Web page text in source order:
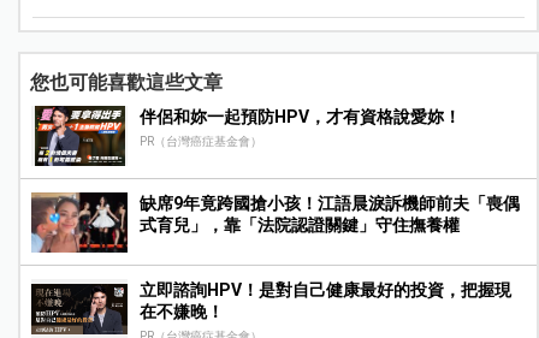
您也可能喜歡這些文章
伴侶和妳一起預防HPV，才有資格說愛妳！
PR（台灣癌症基金會）
缺席9年竟跨國搶小孩！江語晨淚訴機師前夫「喪偶
式育兒」，靠「法院認證關鍵」守住撫養權
立即諮詢HPV！是對自己健康最好的投資，把握現
在不嫌晚！